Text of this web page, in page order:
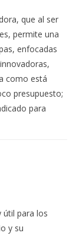
que al ser
permite una
enfocadas
como está
presupuesto;
para
útil para los
y su